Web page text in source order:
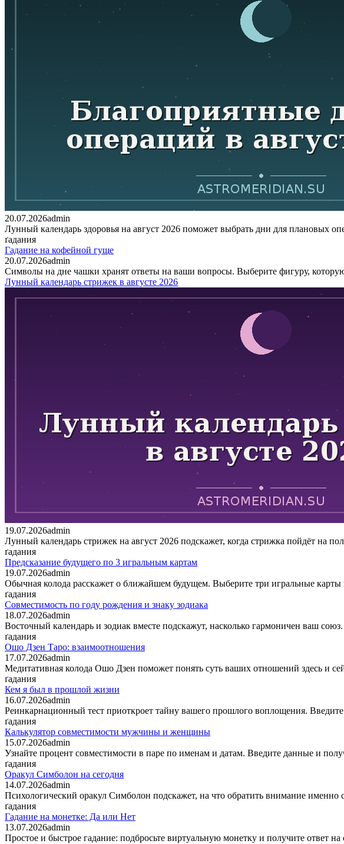
20.07.2026admin
Лунный календарь здоровья на август 2026 поможет выбрать дни для плановых
ґадания
Гадание на кофейной гуще
20.07.2026admin
Символы на дне чашки хранят ответы на ваши вопросы. Выберите фигуру,
Лунный календарь стрижек в августе 2026
19.07.2026admin
Лунный календарь стрижек на август 2026 подскажет, когда стрижка пойдёт на
ґадания
Предсказание будущего по 3 игральным картам
19.07.2026admin
Обычная колода расскажет о ближайшем будущем. Выберите три игральные
ґадания
Совместимость по году рождения и знаку зодиака
18.07.2026admin
Восточный календарь и зодиак вместе подскажут, насколько гармоничен ваш
ґадания
Ошо Дзен Таро: взаимоотношения
17.07.2026admin
Медитативная колода Ошо Дзен поможет понять суть ваших отношений здесь и
ґадания
Кем я был в прошлой жизни
16.07.2026admin
Реинкарнационный тест приоткроет тайну вашего прошлого воплощения.
ґадания
Калькулятор совместимости мужчины и женщины
15.07.2026admin
Узнайте процент совместимости в паре по именам и датам. Введите данные и
ґадания
Оракул Симболон на сегодня
14.07.2026admin
Психологический оракул Симболон подскажет, на что обратить внимание
ґадания
Гадание на монетке: Да или Нет
13.07.2026admin
Простое и быстрое гадание: подбросьте виртуальную монетку и получите ответ